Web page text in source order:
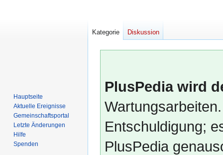
PlusPedia wird
Entschuldigung;
PlusPedia
Kategorie Diskussion
Hauptseite
Aktuelle Ereignisse
Gemeinschafts­portal
Letzte Änderungen
Hilfe
Spenden